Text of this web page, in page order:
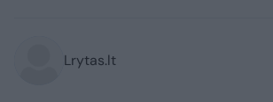
Lrytas.lt